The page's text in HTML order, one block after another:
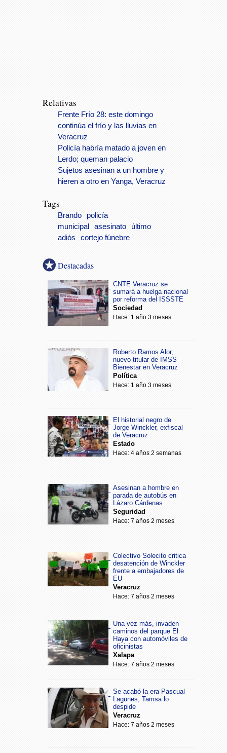
Relativas
Frente Frío 28: este domingo
continúa el frío y las lluvias en
Veracruz
Policía habría matado a joven en
Lerdo; queman palacio
Sujetos asesinan a un hombre y
hieren a otro en Yanga, Veracruz
Tags
Brando
policía
municipal
asesinato
último
adiós
cortejo fúnebre
Destacadas
CNTE Veracruz se
sumará a huelga nacional
por reforma del ISSSTE
Sociedad
Hace: 1 año 3 meses
Roberto Ramos Alor,
nuevo titular de IMSS
Bienestar en Veracruz
Política
Hace: 1 año 3 meses
El historial negro de
Jorge Winckler, exfiscal
de Veracruz
Estado
Hace: 4 años 2 semanas
Asesinan a hombre en
parada de autobús en
Lázaro Cárdenas
Seguridad
Hace: 7 años 2 meses
Colectivo Solecito critica
desatención de Winckler
frente a embajadores de
EU
Veracruz
Hace: 7 años 2 meses
Una vez más, invaden
caminos del parque El
Haya con automóviles de
oficinistas
Xalapa
Hace: 7 años 2 meses
Se acabó la era Pascual
Lagunes, Tamsa lo
despide
Veracruz
Hace: 7 años 2 meses